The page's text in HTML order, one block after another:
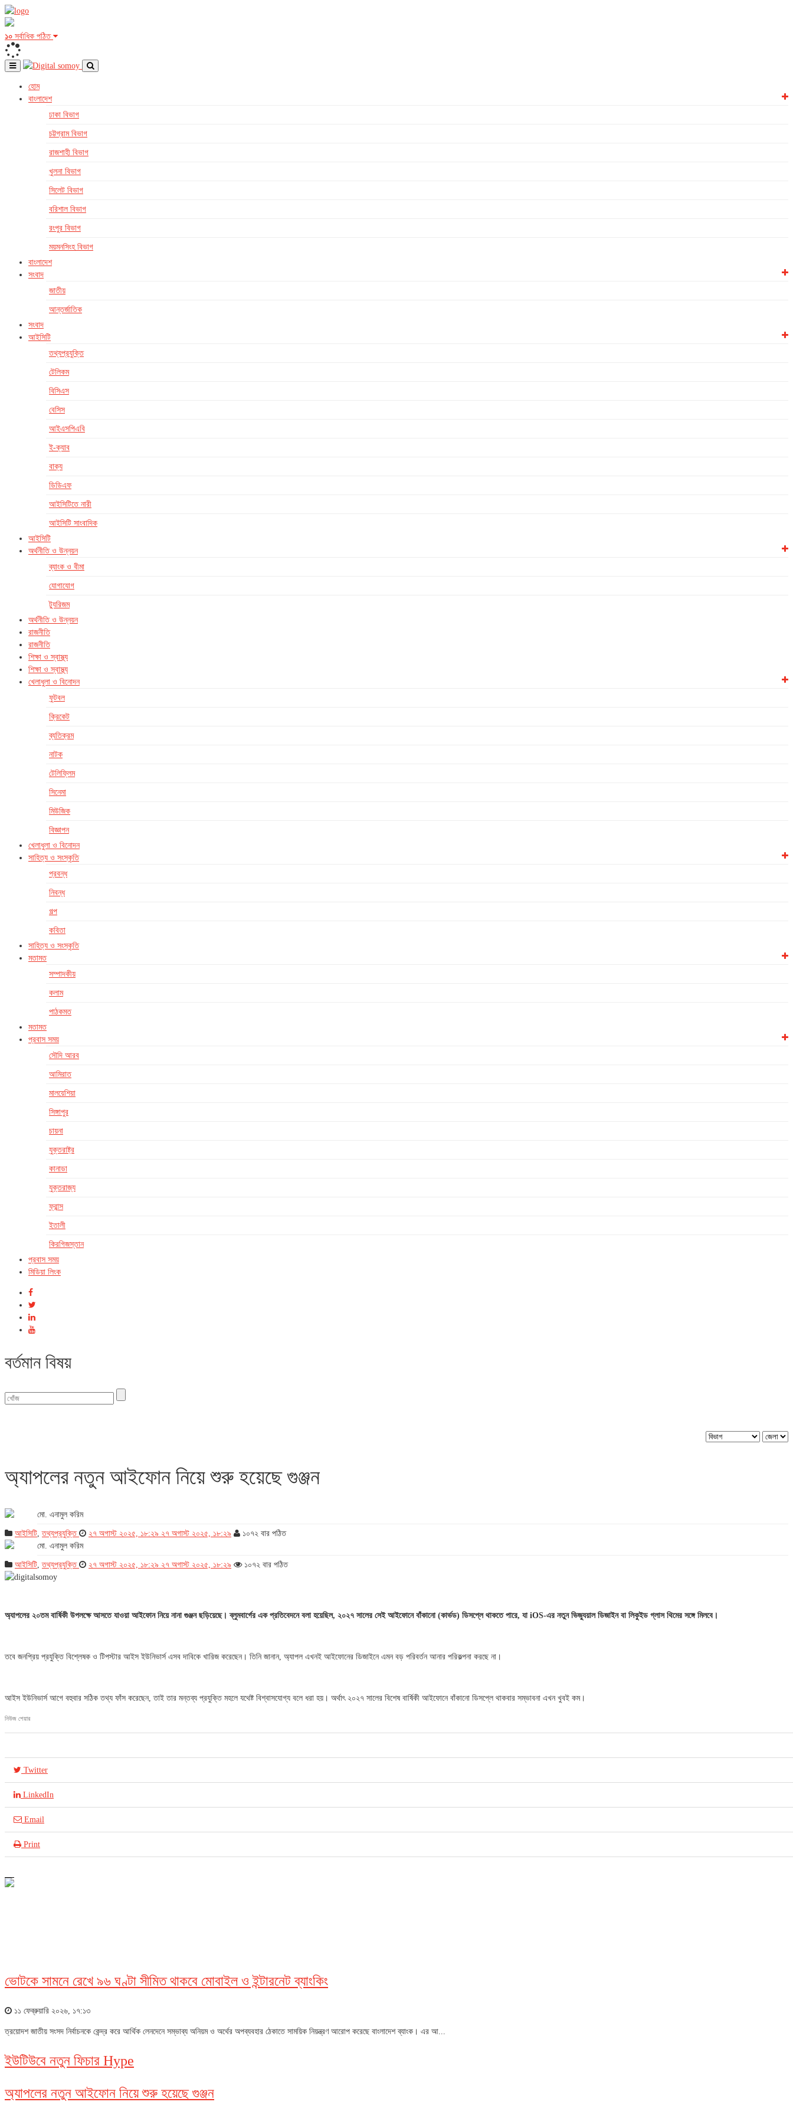
১০ সর্বাধিক পঠিত
হোম
বাংলাদেশ
ঢাকা বিভাগ
চট্টগ্রাম বিভাগ
রাজশাহী বিভাগ
খুলনা বিভাগ
সিলেট বিভাগ
বরিশাল বিভাগ
রংপুর বিভাগ
ময়মনসিংহ বিভাগ
বাংলাদেশ
সংবাদ
জাতীয়
আন্তর্জাতিক
সংবাদ
আইসিটি
তথ্যপ্রযুক্তি
টেলিকম
বিসিএস
বেসিস
আইএসপিএবি
ই-ক্যাব
বাক্য
ডিডিএফ
আইসিটিতে নারী
আইসিটি সাংবাদিক
আইসিটি
অর্থনীতি ও উন্নয়ন
ব্যাংক ও বীমা
যোগাযোগ
ট্যুরিজম
অর্থনীতি ও উন্নয়ন
রাজনীতি
রাজনীতি
শিক্ষা ও স্বাস্থ্য
শিক্ষা ও স্বাস্থ্য
খেলাধুলা ও বিনোদন
ফুটবল
ক্রিকেট
ব্যতিক্রম
নাটক
টেলিফ্লিম
সিনেমা
মিউজিক
বিজ্ঞাপন
খেলাধুলা ও বিনোদন
সাহিত্য ও সংস্কৃতি
প্রবন্ধ
নিবন্ধ
গল্প
কবিতা
সাহিত্য ও সংস্কৃতি
মতামত
সম্পাদকীয়
কলাম
পাঠকমত
মতামত
প্রবাস সময়
সৌদি আরব
আমিরাত
মালয়েশিয়া
সিঙ্গাপুর
চায়না
যুক্তরাষ্ট্র
কানাডা
যুক্তরাজ্য
ফ্রান্স
ইতালী
কিরগিজস্তান
প্রবাস সময়
মিডিয়া লিংক
বর্তমান বিষয়
অ্যাপলের নতুন আইফোন নিয়ে শুরু হয়েছে গুঞ্জন
মো. এনামুল করিম
আইসিটি ,তথ্যপ্রযুক্তি ২৭ অগাস্ট ২০২৫, ১৮:২৯ ২৭ অগাস্ট ২০২৫, ১৮:২৯
১০৭২ বার পঠিত
মো. এনামুল করিম
আইসিটি ,তথ্যপ্রযুক্তি ২৭ অগাস্ট ২০২৫, ১৮:২৯ ২৭ অগাস্ট ২০২৫, ১৮:২৯ ১০৭২ বার পঠিত
অ্যাপলের ২০তম বার্ষিকী উপলক্ষে আসতে যাওয়া আইফোন নিয়ে নানা গুঞ্জন ছড়িয়েছে। ব্লুমবার্গের এক প্রতিবেদনে বলা হয়েছিল, ২০২৭ সালের সেই আইফোনে বাঁকানো (কার্ভড) ডিসপ্লে থাকতে পারে, যা iOS-এর নতুন ভিজ্যুয়াল ডিজাইন বা লিকুইড গ্লাস থিমের সঙ্গে মিলবে।
তবে জনপ্রিয় প্রযুক্তি বিশ্লেষক ও টিপস্টার আইস ইউনিভার্স এসব দাবিকে খারিজ করেছেন। তিনি জানান, অ্যাপল এখনই আইফোনের ডিজাইনে এমন বড় পরিবর্তন আনার পরিকল্পনা করছে না।
আইস ইউনিভার্স আগে বহুবার সঠিক তথ্য ফাঁস করেছেন, তাই তার মন্তব্য প্রযুক্তি মহলে যথেষ্ট বিশ্বাসযোগ্য বলে ধরা হয়। অর্থাৎ ২০২৭ সালের বিশেষ বার্ষিকী আইফোনে বাঁকানো ডিসপ্লে থাকবার সম্ভাবনা এখন খুবই কম।
নিউজ শেয়ার
Twitter
LinkedIn
Email
Print
ভোটকে সামনে রেখে ৯৬ ঘণ্টা সীমিত থাকবে মোবাইল ও ইন্টারনেট ব্যাংকিং
১১ ফেব্রুয়ারি ২০২৬, ১৭:১৩
ত্রয়োদশ জাতীয় সংসদ নির্বাচনকে কেন্দ্র করে আর্থিক লেনদেনে সম্ভাব্য অনিয়ম ও অর্থের অপব্যবহার ঠেকাতে সাময়িক নিয়ন্ত্রণ আরোপ করেছে বাংলাদেশ ব্যাংক। এর আ...
ইউটিউবে নতুন ফিচার Hype
অ্যাপলের নতুন আইফোন নিয়ে শুরু হয়েছে গুঞ্জন